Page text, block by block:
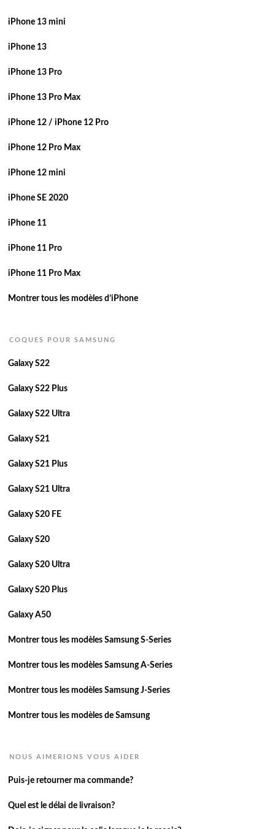
iPhone 13 mini
iPhone 13
iPhone 13 Pro
iPhone 13 Pro Max
iPhone 12 / iPhone 12 Pro
iPhone 12 Pro Max
iPhone 12 mini
iPhone SE 2020
iPhone 11
iPhone 11 Pro
iPhone 11 Pro Max
Montrer tous les modèles d’iPhone
COQUES POUR SAMSUNG
Galaxy S22
Galaxy S22 Plus
Galaxy S22 Ultra
Galaxy S21
Galaxy S21 Plus
Galaxy S21 Ultra
Galaxy S20 FE
Galaxy S20
Galaxy S20 Ultra
Galaxy S20 Plus
Galaxy A50
Montrer tous les modèles Samsung S-Series
Montrer tous les modèles Samsung A-Series
Montrer tous les modèles Samsung J-Series
Montrer tous les modèles de Samsung
NOUS AIMERIONS VOUS AIDER
Puis-je retourner ma commande?
Quel est le délai de livraison?